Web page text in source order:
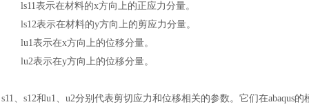
ls11表示在材料的x方向上的正应力分量。
ls12表示在材料的y方向上的剪应力分量。
lu1表示在x方向上的位移分量。
lu2表示在y方向上的位移分量。
s11、s12和u1、u2分别代表剪切应力和位移相关的参数。它们在